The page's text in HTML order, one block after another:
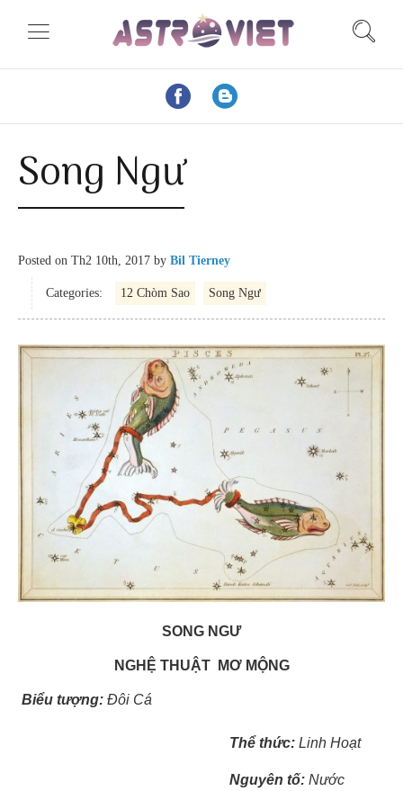
Song Ngư
Posted on Th2 10th, 2017 by Bil Tierney
Categories: 12 Chòm Sao Song Ngư
SONG NGƯ
NGHỆ THUẬT MƠ MỘNG
Biểu tượng: Đôi Cá
Thể thức: Linh Hoạt
Nguyên tố: Nước